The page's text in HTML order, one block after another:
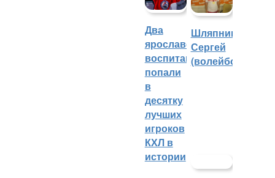
Два
ярославских
воспитанника
попали
в
десятку
лучших
игроков
КХЛ в
истории
Шляпников
Сергей
(волейбол)